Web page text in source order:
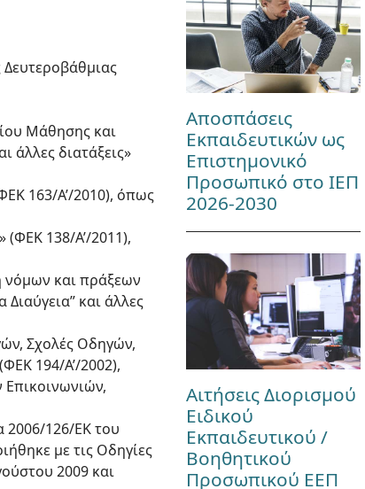
Μάθησης και
διατάξεις»
163/Α’/2010), όπως
(ΦΕΚ 138/Α’/2011),
νόμων και πράξεων
και άλλες
Σχολές Οδηγών,
194/Α’/2002),
2006/126/ΕΚ του
με τις Οδηγίες
2009 και
Αποσπάσεις
Εκπαιδευτικών ως
Επιστημονικό
Προσωπικό στο ΙΕΠ
2026-2030
Αιτήσεις Διορισμού
Ειδικού
Εκπαιδευτικού /
Βοηθητικού
Προσωπικού ΕΕΠ